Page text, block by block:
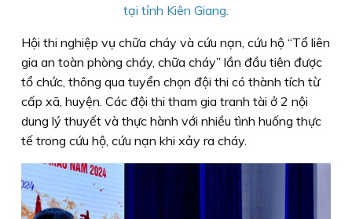
tại tỉnh Kiên Giang.
Hội thi nghiệp vụ chữa cháy và cứu nạn, cứu hộ “Tổ liên
gia an toàn phòng cháy, chữa cháy” lần đầu tiên được
tổ chức, thông qua tuyển chọn đội thi có thành tích từ
cấp xã, huyện. Các đội thi tham gia tranh tài ở 2 nội
dung lý thuyết và thực hành với nhiều tình huống thực
tế trong cứu hộ, cứu nạn khi xảy ra cháy.